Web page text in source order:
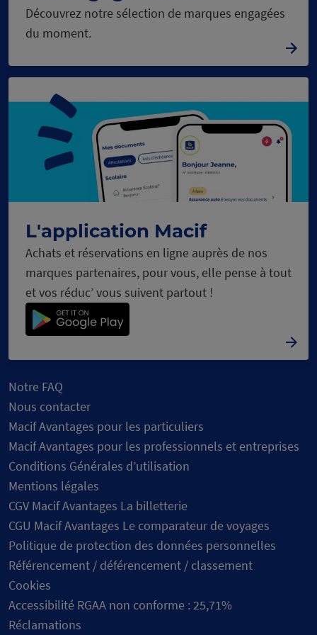
Découvrez notre sélection de marques engagées
du moment.
L'application Macif
Achats et réservations en ligne auprès de nos
marques partenaires, pour vous, elle pense à tout
et vos réduc’ vous suivent partout !
Notre FAQ
Nous contacter
Macif Avantages pour les particuliers
Macif Avantages pour les professionnels et entreprises
Conditions Générales d’utilisation
Mentions légales
CGV Macif Avantages La billetterie
CGU Macif Avantages Le comparateur de voyages
Politique de protection des données personnelles
Référencement / déférencement / classement
Cookies
Accessibilité RGAA non conforme : 25,71%
Réclamations